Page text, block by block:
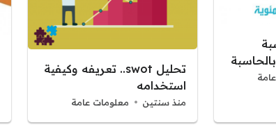
تحليل swot.. تعريفه وكيفية
استخدامه
منذ سنتين معلومات عامة